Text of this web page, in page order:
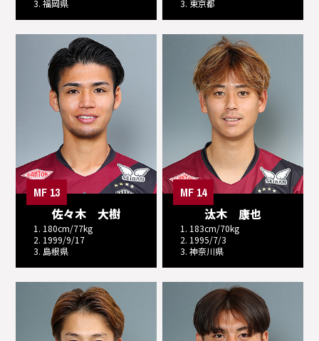
3. 福岡県 3. 東京都
MF 13
佐々木 大樹
1. 180cm/77kg
2. 1999/9/17
3. 島根県
MF 14
汰木 康也
1. 183cm/70kg
2. 1995/7/3
3. 神奈川県